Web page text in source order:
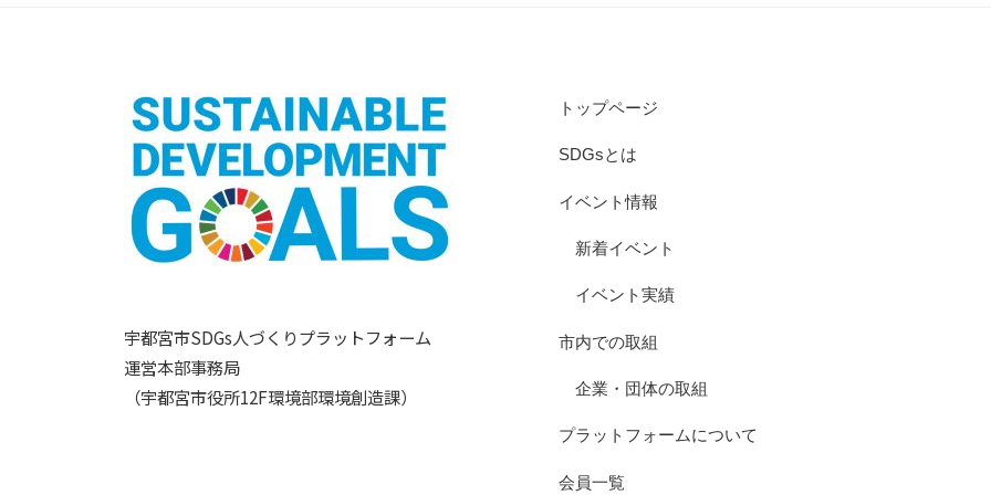
宇都宮市SDGs人づくりプラットフォーム
運営本部事務局
（宇都宮市役所12F環境部環境創造課）
トップページ
SDGsとは
イベント情報
新着イベント
イベント実績
市内での取組
企業・団体の取組
プラットフォームについて
会員一覧